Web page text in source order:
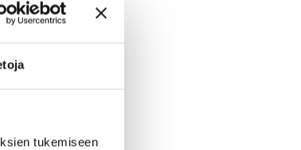
tukemiseen